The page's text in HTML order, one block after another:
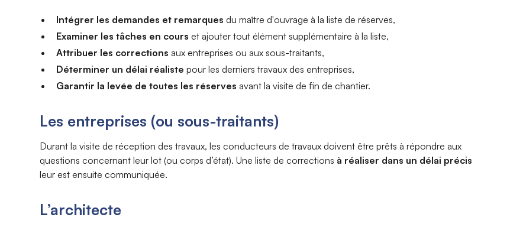
Intégrer les demandes et remarques du maître d'ouvrage à la liste de réserves,
Examiner les tâches en cours et ajouter tout élément supplémentaire à la liste,
Attribuer les corrections aux entreprises ou aux sous-traitants,
Déterminer un délai réaliste pour les derniers travaux des entreprises,
Garantir la levée de toutes les réserves avant la visite de fin de chantier.
Les entreprises (ou sous-traitants)
Durant la visite de réception des travaux, les conducteurs de travaux doivent être prêts à répondre aux
questions concernant leur lot (ou corps d’état). Une liste de corrections à réaliser dans un délai précis
leur est ensuite communiquée.
L’architecte